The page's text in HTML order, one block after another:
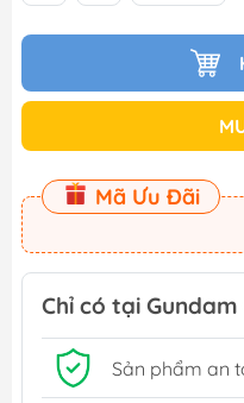
Mã Ưu Đãi
Chỉ có tại Gundam
Sản phẩm an